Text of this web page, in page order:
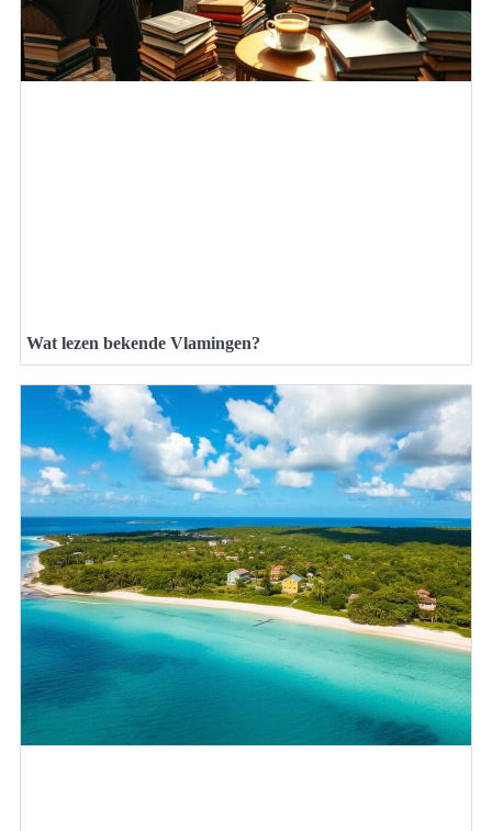
Wat lezen bekende Vlamingen?